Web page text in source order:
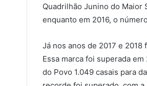
Quadrilhão Junino do Maior
enquanto em 2016, o
Já nos anos de 2017 e
Essa marca foi superada
do Povo 1.049 casais para